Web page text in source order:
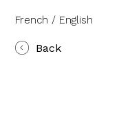
French / English
Back